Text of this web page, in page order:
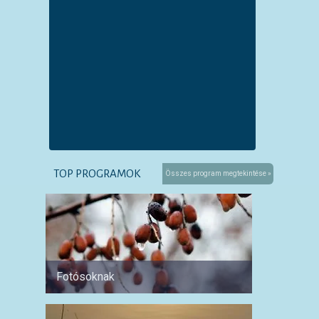
TOP PROGRAMOK Összes program megtekintése »
Fotósoknak